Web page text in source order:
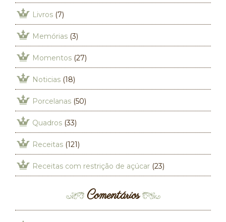
Livros (7)
Memórias (3)
Momentos (27)
Noticias (18)
Porcelanas (50)
Quadros (33)
Receitas (121)
Receitas com restrição de açúcar (23)
Comentários